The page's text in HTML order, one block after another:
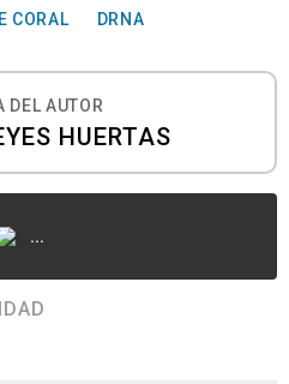
CORAL
DRNA
DEL AUTOR
HUERTAS
...